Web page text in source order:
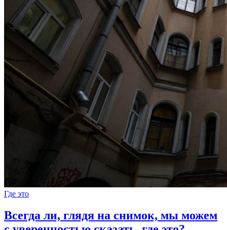
Где это
Всегда ли, глядя на снимок, мы можем